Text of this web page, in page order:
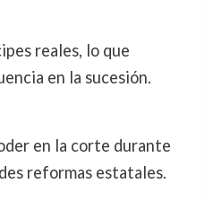
reales, lo que
en la sucesión.
en la corte durante
reformas estatales.